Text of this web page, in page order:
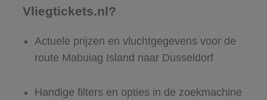
Vliegtickets.nl?
Actuele prijzen en vluchtgegevens voor de
route Mabuiag Island naar Dusseldorf
Handige filters en opties in de zoekmachine